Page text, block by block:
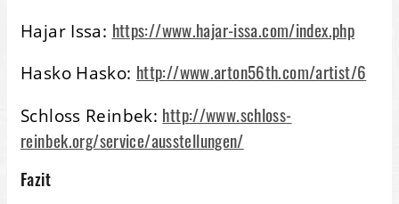
Hajar Issa: https://www.hajar-issa.com/index.php
Hasko Hasko: http://www.arton56th.com/artist/6
Schloss Reinbek: http://www.schloss-
reinbek.org/service/ausstellungen/
Fazit